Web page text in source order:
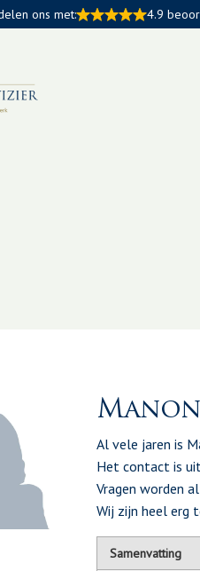
ons met: 4.9
Al vele jaren is
Het contact is
Vragen worden
Wij zijn heel erg
Samenvatting